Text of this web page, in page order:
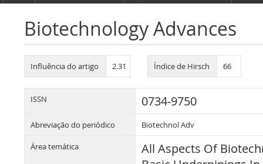
Biotechnology Advances
Influência do artigo 2.31 Índice de Hirsch 66
ISSN 0734-9750
Abreviação do periódico Biotechnol Adv
Área temática
All Aspects Of